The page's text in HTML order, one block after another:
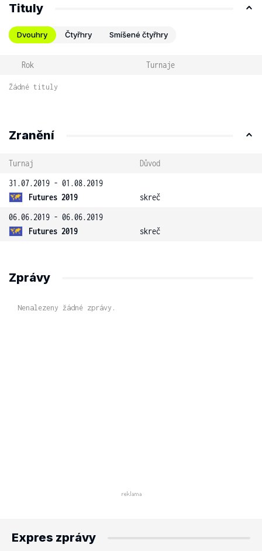
Tituly
Dvouhry Čtyřhry Smíšené čtyřhry
Rok Turnaje
Žádné tituly
Zranění
Turnaj
Důvod
31.07.2019 - 01.08.2019
Futures 2019
skreč
06.06.2019 - 06.06.2019
Futures 2019
skreč
Zprávy
Nenalezeny žádné zprávy.
Expres zprávy